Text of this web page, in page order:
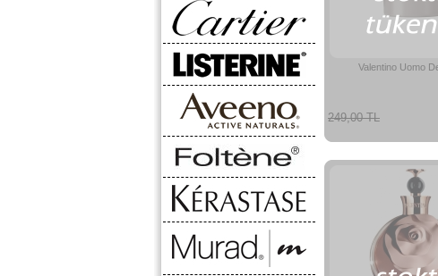
Valentino Uomo
249,00 TL